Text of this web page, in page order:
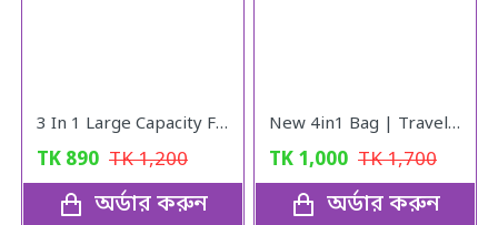
3 In 1 Large Capacity Foldable Travel Bag (black)
TK 890 TK1,200
অর্ডার করুন
New 4in1 Bag | Travel Bag | Gym Bag | Carry Shoe | V10
TK 1,000 TK1,700
অর্ডার করুন